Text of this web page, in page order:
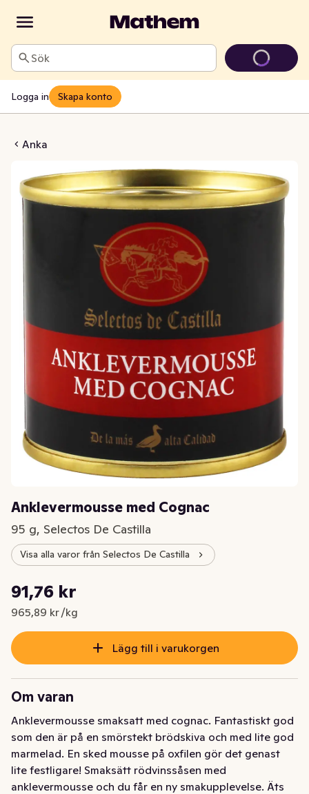
Sök
Logga in Skapa konto
Anka
med Cognac
Anklevermousse med Cognac
95 g, Selectos De Castilla
Visa alla varor från Selectos De Castilla
Nuvarande pris är: 91,76 kr
91,76 kr
965,89 kr /kg
Styckpris: 965,89 kr /kg
Lägg till i varukorgen
Om varan
Anklevermousse smaksatt med cognac. Fantastiskt god
som den är på en smörstekt brödskiva och med lite god
marmelad. En sked mousse på oxfilen gör det genast
lite festligare! Smaksätt rödvinssåsen med
anklevermousse och du får en ny smakupplevelse. Äts